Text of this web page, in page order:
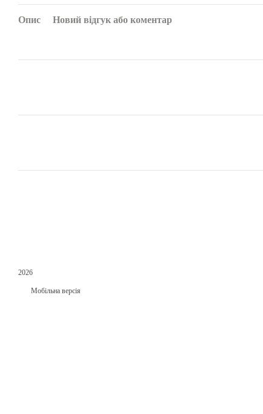
Опис Новий відгук або коментар
2026
Мобільна версія